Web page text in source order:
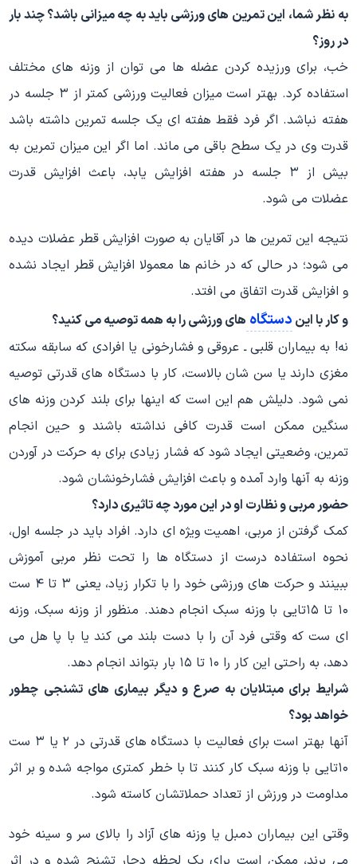
به نظر شما، این تمرین های ورزشی باید به چه میزانی باشد؟ چند بار
در روز؟
خب، برای ورزیده کردن عضله ها می توان از وزنه های مختلف
استفاده کرد. بهتر است میزان فعالیت ورزشی کمتر از ۳ جلسه در
هفته نباشد. اگر فرد فقط هفته ای یک جلسه تمرین داشته باشد
قدرت وی در یک سطح باقی می ماند. اما اگر این میزان تمرین به
بیش از ۳ جلسه در هفته افزایش یابد، باعث افزایش قدرت
عضلات می شود.
نتیجه این تمرین ها در آقایان به صورت افزایش قطر عضلات دیده
می شود؛ در حالی که در خانم ها معمولا افزایش قطر ایجاد نشده
و افزایش قدرت اتفاق می افتد.
و کار با این دستگاه های ورزشی را به همه توصیه می کنید؟
نه! به بیماران قلبی ـ عروقی و فشارخونی یا افرادی که سابقه سکته
مغزی دارند یا سن شان بالاست، کار با دستگاه های قدرتی توصیه
نمی شود. دلیلش هم این است که اینها برای بلند کردن وزنه های
سنگین ممکن است قدرت کافی نداشته باشند و حین انجام
تمرین، وضعیتی ایجاد شود که فشار زیادی برای به حرکت در آوردن
وزنه به آنها وارد آمده و باعث افزایش فشارخونشان شود.
حضور مربی و نظارت او در این مورد چه تاثیری دارد؟
کمک گرفتن از مربی، اهمیت ویژه ای دارد. افراد باید در جلسه اول،
نحوه استفاده درست از دستگاه ها را تحت نظر مربی آموزش
ببینند و حرکت های ورزشی خود را با تکرار زیاد، یعنی ۳ تا ۴ ست
۱۰ تا ۱۵تایی با وزنه سبک انجام دهند. منظور از وزنه سبک، وزنه
ای ست که وقتی فرد آن را با دست بلند می کند یا با پا هل می
دهد، به راحتی این کار را ۱۰ تا ۱۵ بار بتواند انجام دهد.
شرایط برای مبتلایان به صرع و دیگر بیماری های تشنجی چطور
خواهد بود؟
آنها بهتر است برای فعالیت با دستگاه های قدرتی در ۲ یا ۳ ست
۱۰تایی با وزنه سبک کار کنند تا با خطر کمتری مواجه شده و بر اثر
مداومت در ورزش از تعداد حملاتشان کاسته شود.
وقتی این بیماران دمبل یا وزنه های آزاد را بالای سر و سینه خود